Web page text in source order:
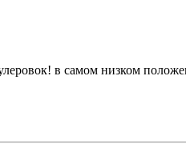
в самом низком